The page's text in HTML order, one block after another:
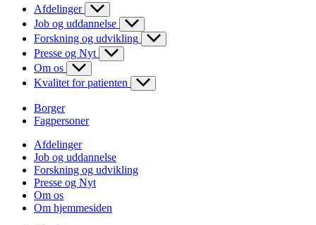
Afdelinger
Job og uddannelse
Forskning og udvikling
Presse og Nyt
Om os
Kvalitet for patienten
Borger
Fagpersoner
Afdelinger
Job og uddannelse
Forskning og udvikling
Presse og Nyt
Om os
Om hjemmesiden